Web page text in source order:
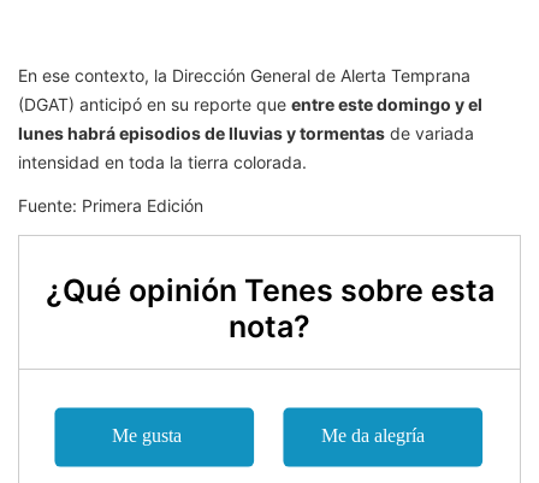
En ese contexto, la Dirección General de Alerta Temprana
(DGAT) anticipó en su reporte que entre este domingo y el
lunes habrá episodios de lluvias y tormentas de variada
intensidad en toda la tierra colorada.
Fuente: Primera Edición
¿Qué opinión Tenes sobre esta
nota?